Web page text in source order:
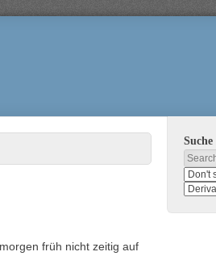
früh nicht zeitig auf
Suche
Search
Search
media
search